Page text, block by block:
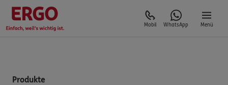
Mobil WhatsApp Menü
Produkte